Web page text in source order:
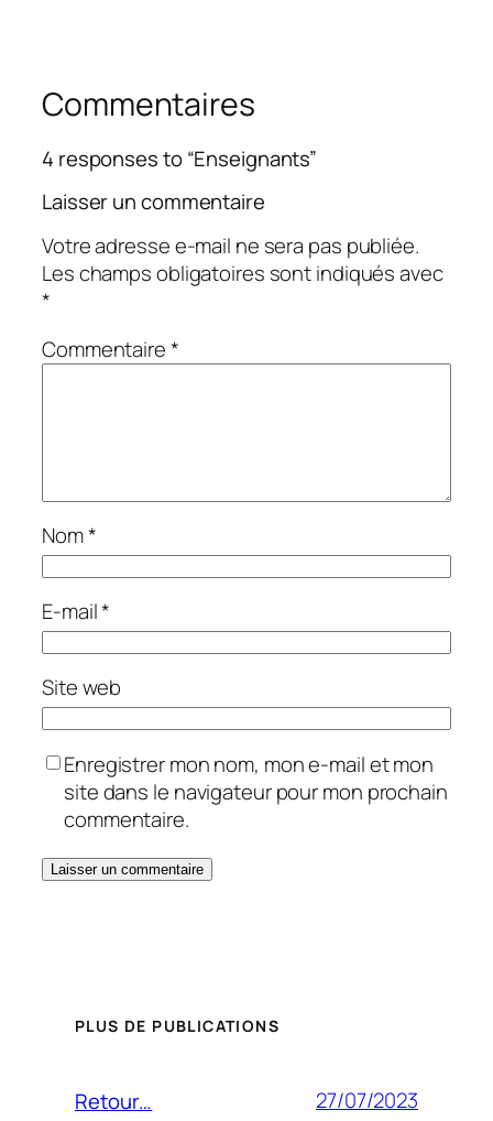
Commentaires
4 responses to “Enseignants”
Laisser un commentaire
Votre adresse e-mail ne sera pas publiée.
Les champs obligatoires sont indiqués avec
*
Commentaire*
Nom*
E-mail*
Site web
Enregistrer mon nom, mon e-mail et mon
site dans le navigateur pour mon prochain
commentaire.
PLUS DE PUBLICATIONS
Retour… 27/07/2023